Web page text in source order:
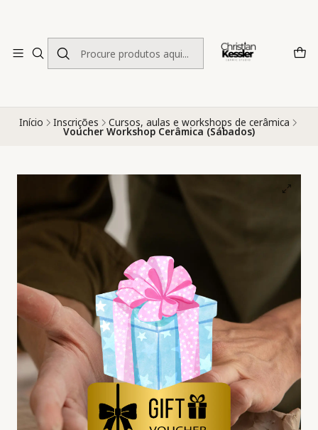
Início Inscrições Cursos, aulas e workshops de cerâmica
Voucher Workshop Cerâmica (Sábados)